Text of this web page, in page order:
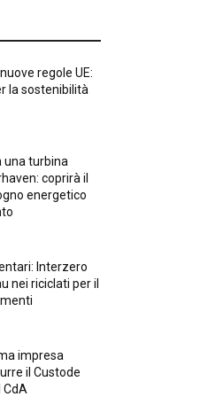
regole UE:
la sostenibilità
una turbina
coprirà il
energetico
Interzero
nei riciclati per il
impresa
il Custode
CdA